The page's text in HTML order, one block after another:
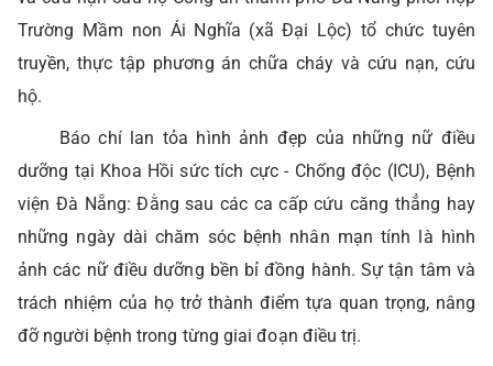
Trường Mầm non Ái Nghĩa (xã Đại Lộc) tổ chức tuyên
truyền, thực tập phương án chữa cháy và cứu nạn, cứu
hộ.
Báo chí lan tỏa hình ảnh đẹp của những nữ điều
dưỡng tại Khoa Hồi sức tích cực - Chống độc (ICU), Bệnh
viện Đà Nẵng: Đằng sau các ca cấp cứu căng thẳng hay
những ngày dài chăm sóc bệnh nhân mạn tính là hình
ảnh các nữ điều dưỡng bền bỉ đồng hành. Sự tận tâm và
trách nhiệm của họ trở thành điểm tựa quan trọng, nâng
đỡ người bệnh trong từng giai đoạn điều trị.